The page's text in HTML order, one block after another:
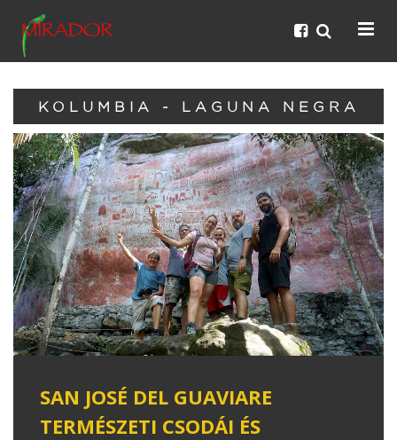
KOLUMBIA - LAGUNA NEGRA
SAN JOSÉ DEL GUAVIARE
TERMÉSZETI CSODÁI ÉS